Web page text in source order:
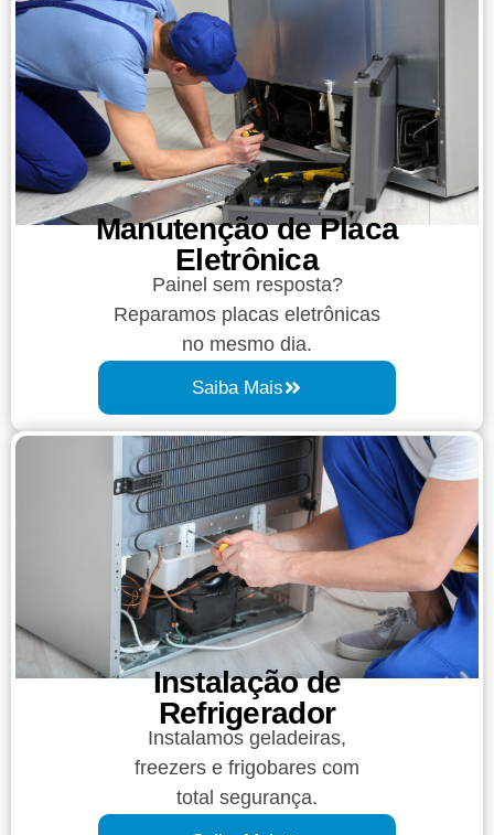
Manutenção de Placa
Eletrônica​
Painel sem resposta?
Reparamos placas eletrônicas
no mesmo dia.
Saiba Mais
Instalação de
Refrigerador​
Instalamos geladeiras,
freezers e frigobares com
total segurança.